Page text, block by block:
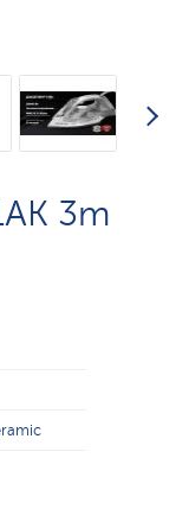
3m